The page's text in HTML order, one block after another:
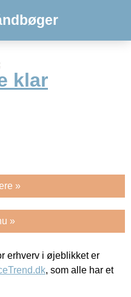
klar
»
»
erhverv i øjeblikket er
, som alle har et